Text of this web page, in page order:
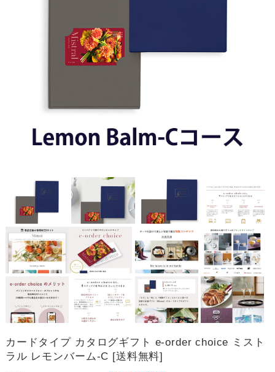
カードタイプ カタログギフト e-order choice ミスト
ラル レモンバーム-C [送料無料]